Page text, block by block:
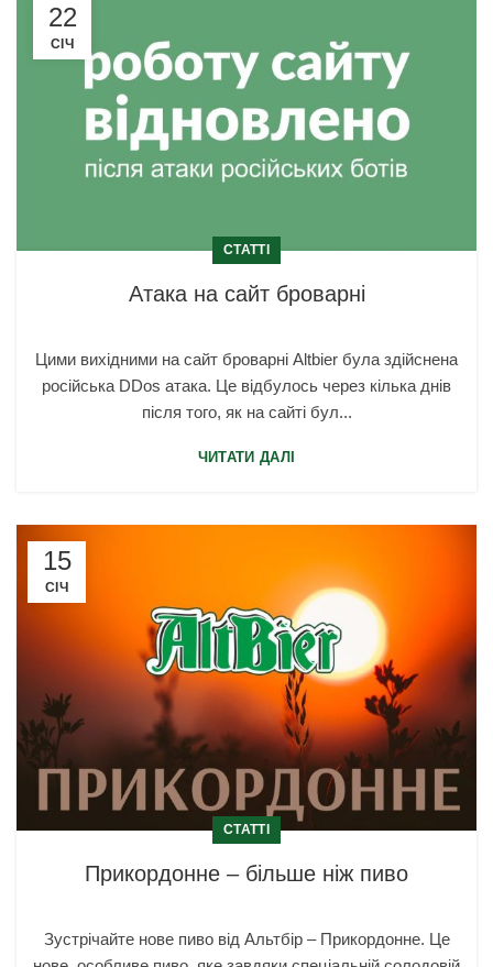
22
СІЧ
СТАТТІ
Атака на сайт броварні
Цими вихідними на сайт броварні Altbier була здійснена
російська DDos атака. Це відбулось через кілька днів
після того, як на сайті бул...
ЧИТАТИ ДАЛІ
15
СІЧ
СТАТТІ
Прикордонне – більше ніж пиво
Зустрічайте нове пиво від Альтбір – Прикордонне. Це